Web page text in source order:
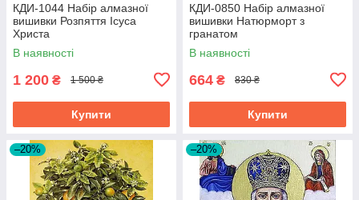
КДИ-1044 Набір алмазної
вишивки Розпяття Ісуса
Христа
В наявності
1 200 ₴ 1 500 ₴
Купити
КДИ-0850 Набір алмазної
вишивки Натюрморт з
гранатом
В наявності
664 ₴ 830 ₴
Купити
–20% –20%